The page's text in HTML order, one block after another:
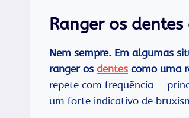
Ranger os
Nem sempre. Em algumas
ranger os dentes como uma
repete com frequência —
um forte indicativo de